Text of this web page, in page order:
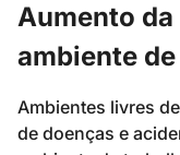
Aumento da
ambiente
Ambientes livres
de doenças e